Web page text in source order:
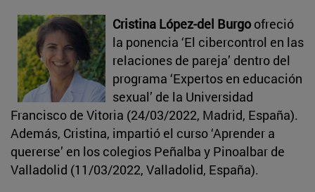
Cristina López-del Burgo ofreció
la ponencia ‘El cibercontrol en las
relaciones de pareja’ dentro del
programa ‘Expertos en educación
sexual’ de la Universidad
Francisco de Vitoria (24/03/2022, Madrid, España).
Además, Cristina, impartió el curso ‘Aprender a
quererse’ en los colegios Peñalba y Pinoalbar de
Valladolid (11/03/2022, Valladolid, España).